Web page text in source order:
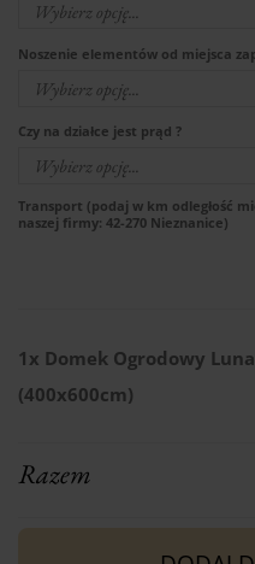
Noszenie elementów od miejsca
Czy na działce jest prąd ?
Transport (podaj w km odległość
naszej firmy: 42-270 Nieznanice)
1x Domek Ogrodowy
(400x600cm)
Razem